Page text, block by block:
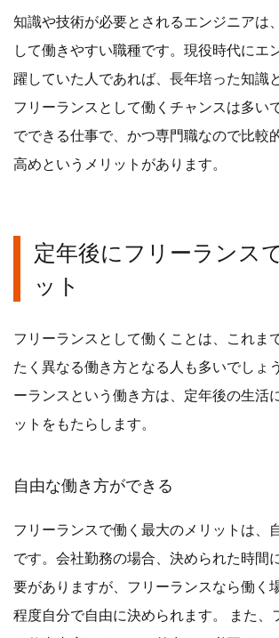
知識や技術が必要とされるエンジニアは
して働きやすい職種です。現役時代にエ
躍していた人であれば、長年培った知識
フリーランスとして働くチャンスは多い
でできる仕事で、かつ専門職なので比較
高めというメリットがあります。
定年後にフリーランス
ット
フリーランスとして働くことは、これま
たく異なる働き方となる人も多いでしょ
ーランスという働き方は、定年後の生活
ットをもたらします。
自由な働き方ができる
フリーランスで働く最大のメリットは、
です。会社勤務の場合、決められた時間
要がありますが、フリーランスなら働く
程度自分で自由に決められます。 また、